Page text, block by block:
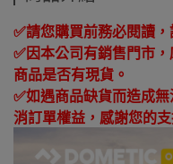
✅請您購買前務必閱讀，
✅因本公司有銷售門市
商品是否有現貨。
✅如遇商品缺貨而造成無
消訂單權益，感謝您的支